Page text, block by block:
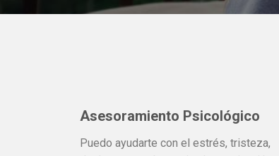
Asesoramiento Psicológico
Puedo ayudarte con el estrés, tristeza,